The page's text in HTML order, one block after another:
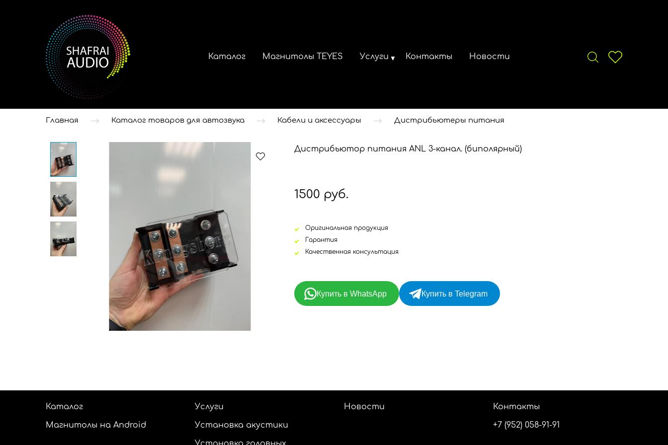
Каталог Магнитолы TEYES Услуги Контакты Новости
Главная Каталог товаров для автозвука Кабели и аксессуары Дистрибьютеры питания
Дистрибьютор питания ANL 3-канал. (биполярный)
1500 руб.
Оригинальная продукция
Гарантия
Качественная консультация
Купить в WhatsApp Купить в Telegram
Каталог
Магнитолы на Android
Услуги
Установка акустики
Новости Контакты
+7 (952) 058-91-91